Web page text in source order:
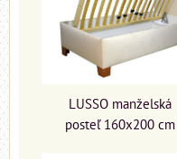
LUSSO manželská
posteľ 160x200 cm